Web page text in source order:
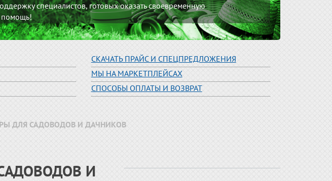
специалистов, готовых оказать своевременную
помощь!
СКАЧАТЬ ПРАЙС И СПЕЦПРЕДЛОЖЕНИЯ
МЫ НА МАРКЕТПЛЕЙСАХ
СПОСОБЫ ОПЛАТЫ И ВОЗВРАТ
ДЛЯ САДОВОДОВ И ДАЧНИКОВ
И